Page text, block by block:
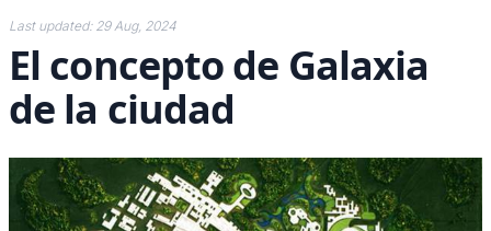
Last updated: 29 Aug, 2024
El concepto de Galaxia
de la ciudad